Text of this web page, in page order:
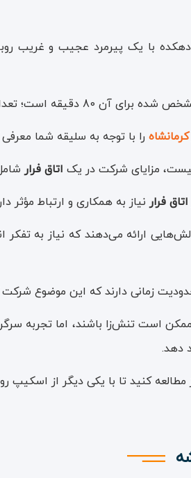
با یک پیرمرد عجیب و غریب
کرمانشاه را با توجه به سلیقه شما
مزایای شرکت در یک اتاق فرار
اتاق فرار نیاز به همکاری و ارتباط
ارائه می‌دهند که نیاز به تفکر
زمانی دارند که این موضوع
ممکن است تنش‌زا باشند، اما
دهد.
مطالعه کنید تا با یکی دیگر از